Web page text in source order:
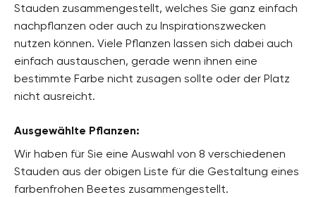
Stauden zusammengestellt, welches Sie ganz einfach
nachpflanzen oder auch zu Inspirationszwecken
nutzen können. Viele Pflanzen lassen sich dabei auch
einfach austauschen, gerade wenn ihnen eine
bestimmte Farbe nicht zusagen sollte oder der Platz
nicht ausreicht.
Ausgewählte Pflanzen:
Wir haben für Sie eine Auswahl von 8 verschiedenen
Stauden aus der obigen Liste für die Gestaltung eines
farbenfrohen Beetes zusammengestellt.